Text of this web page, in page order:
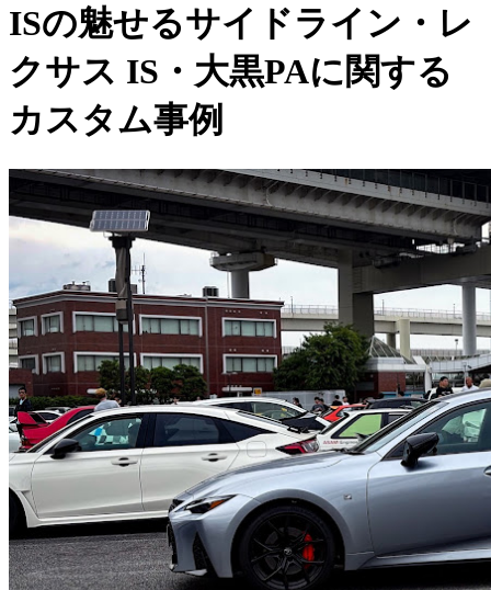
ISの魅せるサイドライン・レ
クサス IS・大黒PAに関する
カスタム事例